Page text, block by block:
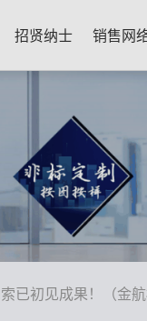
招贤纳士 销售网
已初见成果！（金航